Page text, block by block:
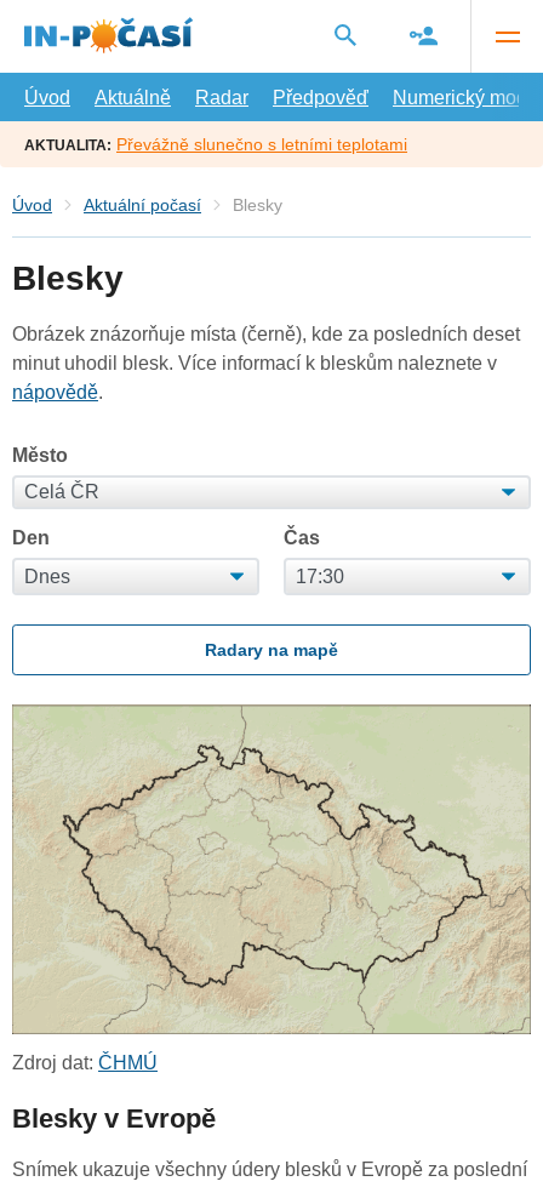
hlavní
Úvod
Aktuálně Radar Předpověď Numerický model
AKTUALITA: Převážně slunečno s letními teplotami
Úvod Aktuální počasí Blesky
Blesky
Obrázek znázorňuje místa (černě), kde za posledních deset
minut uhodil blesk. Více informací k bleskům naleznete v
nápovědě.
Město
Den Čas
Radary na mapě
Zdroj dat: ČHMÚ
Blesky v Evropě
Snímek ukazuje všechny údery blesků v Evropě za poslední